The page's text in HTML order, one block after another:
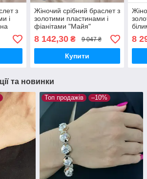
з
і
Жіночий срібний браслет з
золотими пластинами і
фіанітами "Майя"
8 142,30₴ 9 047 ₴
Купити
8
та новинки
Топ продажів –10%